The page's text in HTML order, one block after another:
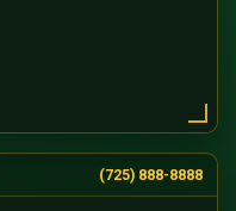
(725) 888-8888